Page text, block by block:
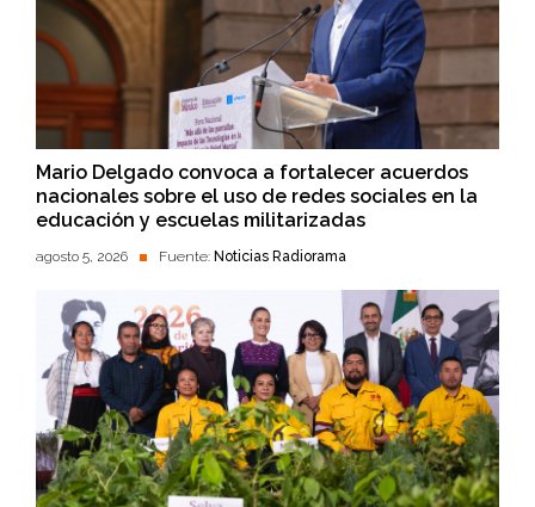
Mario Delgado convoca a fortalecer acuerdos
nacionales sobre el uso de redes sociales en la
educación y escuelas militarizadas
agosto 5, 2026 Fuente: Noticias Radiorama